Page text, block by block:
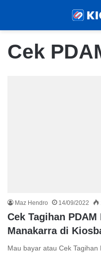
Cek
Maz Hendro 14/09/2022
Cek Tagihan
Manakarra di
Mau bayar atau Cek